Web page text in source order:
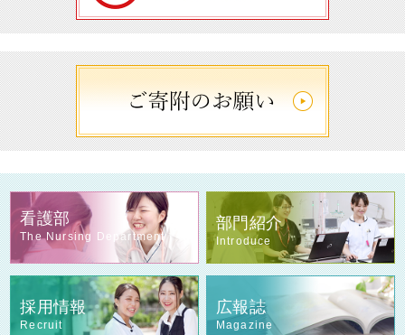
看護部
The Nursing Department
部門紹介
Introduce
採用情報
Recruit
広報誌
Magazine